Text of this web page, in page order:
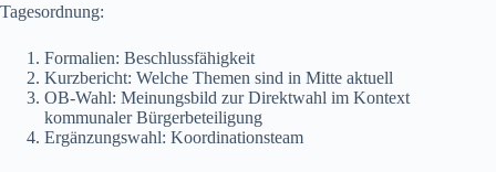
Tagesordnung:
Formalien: Beschlussfähigkeit
Kurzbericht: Welche Themen sind in Mitte aktuell
OB-Wahl: Meinungsbild zur Direktwahl im Kontext
kommunaler Bürgerbeteiligung
Ergänzungswahl: Koordinationsteam